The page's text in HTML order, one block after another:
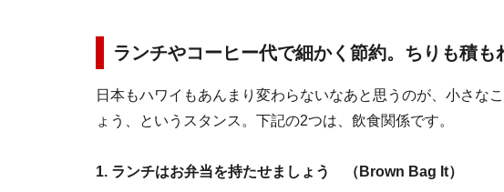
ランチやコーヒー代で細かく節約。ちりも積も
日本もハワイもあんまり変わらないなあと思うのが、小さな
ょう、というスタンス。下記の2つは、飲食関係です。
1. ランチはお弁当を持たせましょう （Brown Bag It）